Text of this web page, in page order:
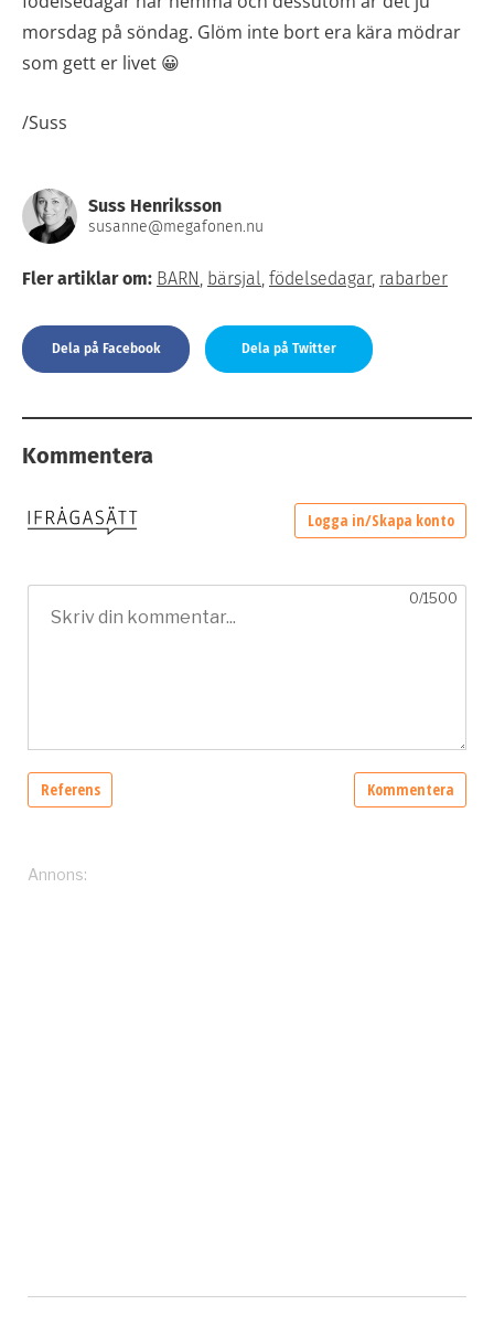
morsdag på söndag. Glöm inte bort era kära mödrar
som gett er livet 😀
/Suss
Suss Henriksson
susanne@megafonen.nu
Fler artiklar om: BARN, bärsjal, födelsedagar, rabarber
Dela på Facebook Dela på Twitter
Kommentera